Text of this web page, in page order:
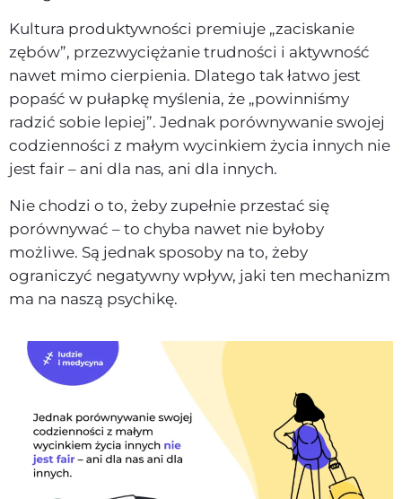
Kultura produktywności premiuje „zaciskanie
zębów”, przezwyciężanie trudności i aktywność
nawet mimo cierpienia. Dlatego tak łatwo jest
popaść w pułapkę myślenia, że „powinniśmy
radzić sobie lepiej”. Jednak porównywanie swojej
codzienności z małym wycinkiem życia innych nie
jest fair – ani dla nas, ani dla innych.
Nie chodzi o to, żeby zupełnie przestać się
porównywać – to chyba nawet nie byłoby
możliwe. Są jednak sposoby na to, żeby
ograniczyć negatywny wpływ, jaki ten mechanizm
ma na naszą psychikę.